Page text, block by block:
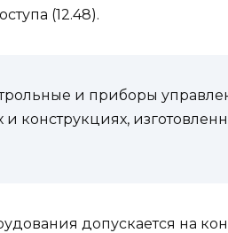
(12.48).
и приборы
и конструкциях,
допускается на